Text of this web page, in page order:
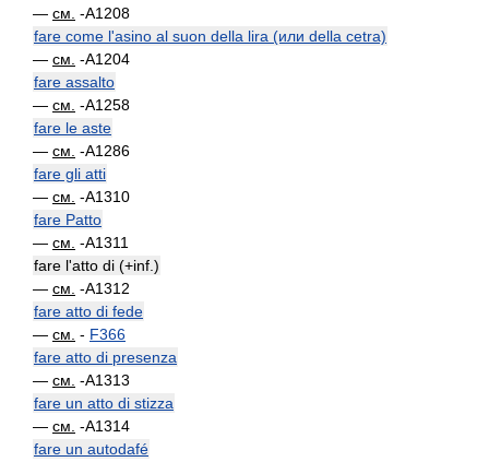
— см. -A1208
fare come l'asino al suon della lira (или della cetra)
— см. -A1204
fare assalto
— см. -A1258
fare le aste
— см. -A1286
fare gli atti
— см. -A1310
fare Patto
— см. -A1311
fare l'atto di (+inf.)
— см. -A1312
fare atto di fede
— см. - F366
fare atto di presenza
— см. -A1313
fare un atto di stizza
— см. -A1314
fare un autodafé